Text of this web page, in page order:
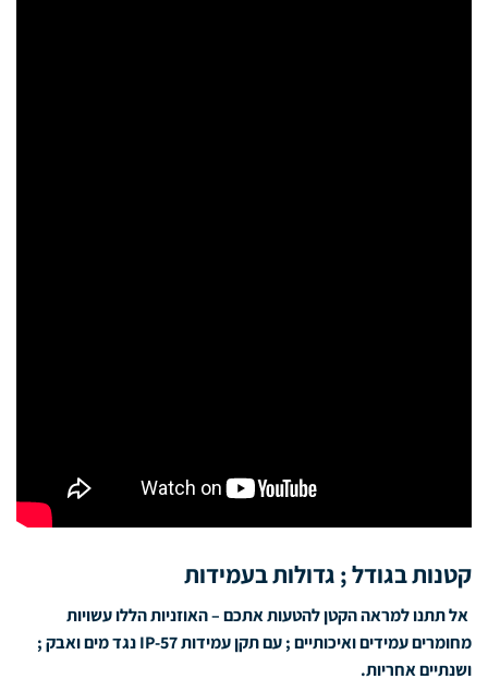
קטנות בגודל ; גדולות בעמידות
אל תתנו למראה הקטן להטעות אתכם – האוזניות הללו עשויות
מחומרים עמידים ואיכותיים ; עם תקן עמידות IP-57 נגד מים ואבק ;
ושנתיים אחריות.